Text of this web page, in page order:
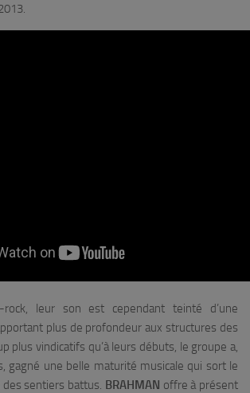
rock, leur son est cependant teinté d’une
plus de profondeur aux structures des
plus vindicatifs qu’à leurs débuts, le groupe a,
gagné une belle maturité musicale qui sort le
sentiers battus. BRAHMAN offre à présent